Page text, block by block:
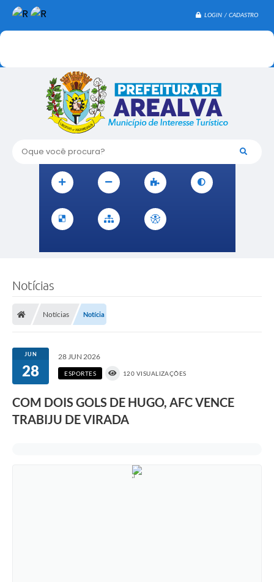
LOGIN / CADASTRO
Oque você procura?
Notícias
Notícias Notícia
JUN
28
28 JUN 2026
ESPORTES 120 VISUALIZAÇÕES
COM DOIS GOLS DE HUGO, AFC VENCE
TRABIJU DE VIRADA